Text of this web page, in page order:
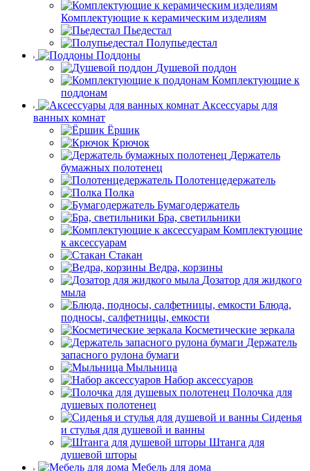
Комплектующие к керамическим изделиям
Пьедестал
Полупьедестал
Поддоны
Душевой поддон
Комплектующие к
поддонам
Аксессуары для
ванных комнат
Ёршик
Крючок
Держатель
бумажных полотенец
Полотенцедержатель
Полка
Бумагодержатель
Бра, светильники
Комплектующие
к аксессуарам
Стакан
Ведра, корзины
Дозатор для жидкого
мыла
Блюда,
подносы, салфетницы, емкости
Косметические зеркала
Держатель
запасного рулона бумаги
Мыльница
Набор аксессуаров
Полочка для
душевых полотенец
Сиденья
и стулья для душевой и ванны
Штанга для
душевой шторы
Мебель для дома